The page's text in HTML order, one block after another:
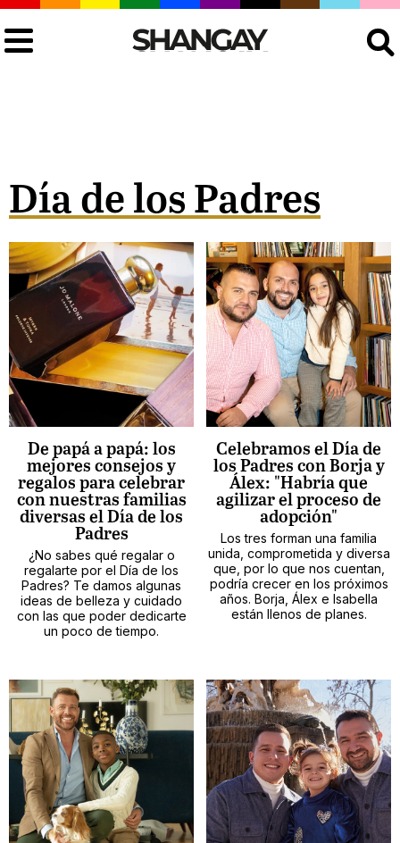
Día de los Padres
De papá a papá: los
mejores consejos y
regalos para celebrar
con nuestras familias
diversas el Día de los
Padres
¿No sabes qué regalar o
regalarte por el Día de los
Padres? Te damos algunas
ideas de belleza y cuidado
con las que poder dedicarte
un poco de tiempo.
Celebramos el Día de
los Padres con Borja y
Álex: "Habría que
agilizar el proceso de
adopción"
Los tres forman una familia
unida, comprometida y diversa
que, por lo que nos cuentan,
podría crecer en los próximos
años. Borja, Álex e Isabella
están llenos de planes.